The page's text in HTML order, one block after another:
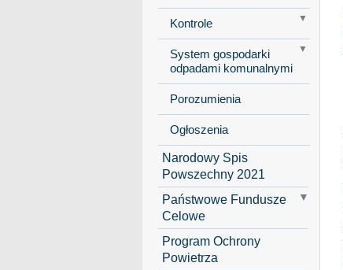
Kontrole
System gospodarki
odpadami komunalnymi
Porozumienia
Ogłoszenia
Narodowy Spis
Powszechny 2021
Państwowe Fundusze
Celowe
Program Ochrony
Powietrza